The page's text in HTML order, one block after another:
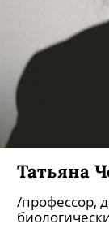
Татьяна
/профессор,